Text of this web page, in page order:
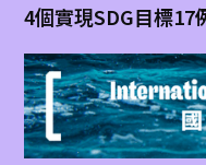
4個實現SDG目標17